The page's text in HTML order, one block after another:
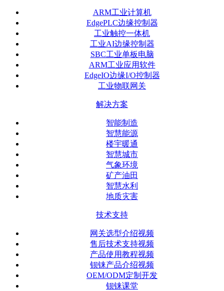
ARM工业计算机
EdgePLC边缘控制器
工业触控一体机
工业AI边缘控制器
SBC工业单板电脑
ARM工业应用软件
EdgeIO边缘I/O控制器
工业物联网关
解决方案
智能制造
智慧能源
楼宇暖通
智慧城市
气象环境
矿产油田
智慧水利
地质灾害
技术支持
网关选型介绍视频
售后技术支持视频
产品使用教程视频
钡铼产品介绍视频
OEM/ODM定制开发
钡铼课堂